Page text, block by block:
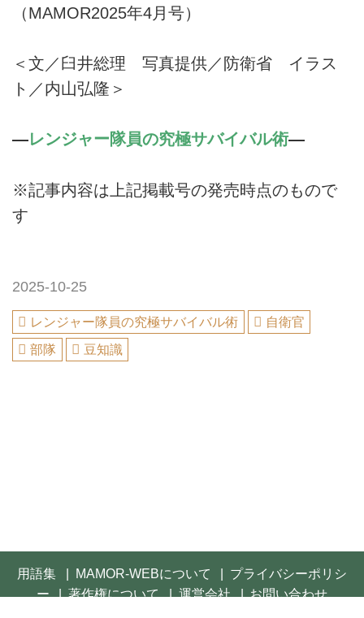
（MAMOR2025年4月号）
＜文／臼井総理 写真提供／防衛省 イラス
ト／内山弘隆＞
―レンジャー隊員の究極サバイバル術―
※記事内容は上記掲載号の発売時点のもので
す
2025-10-25
レンジャー隊員の究極サバイバル術
自衛官
部隊
豆知識
用語集 MAMOR-WEBについて
プライバシーポリシ
ー
著作権について 運営会社
お問い合わせ